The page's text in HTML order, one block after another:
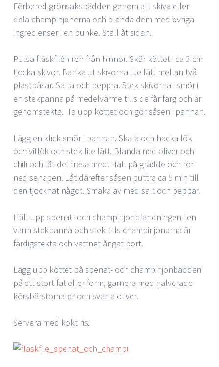
Förbered grönsaksbädden genom att skiva eller
dela champinjonerna och blanda dem med övriga
ingredienser i en bunke. Ställ åt sidan.
Putsa fläskfilén ren från hinnor. Skär köttet i ca 3 cm
tjocka skivor. Banka ut skivorna lite lätt mellan två
plastpåsar. Salta och peppra. Stek skivorna i smör i
en stekpanna på medelvärme tills de får färg och är
genomstekta. Ta upp köttet och gör såsen i pannan.
Lägg en klick smör i pannan. Skala och hacka lök
och vitlök och stek lite lätt. Blanda ned oliver och
chili och låt det fräsa med. Häll på grädde och rör
ned senapen. Låt därefter såsen puttra ca 5 min till
den tjocknat något. Smaka av med salt och peppar.
Häll upp spenat- och champinjonblandningen i en
varm stekpanna och stek tills champinjonerna är
färdigstekta och vattnet ångat bort.
Lägg upp köttet på spenat- och champinjonbädden
på ett stort fat eller form, garnera med halverade
körsbärstomater och svarta oliver.
Servera med kokt ris.